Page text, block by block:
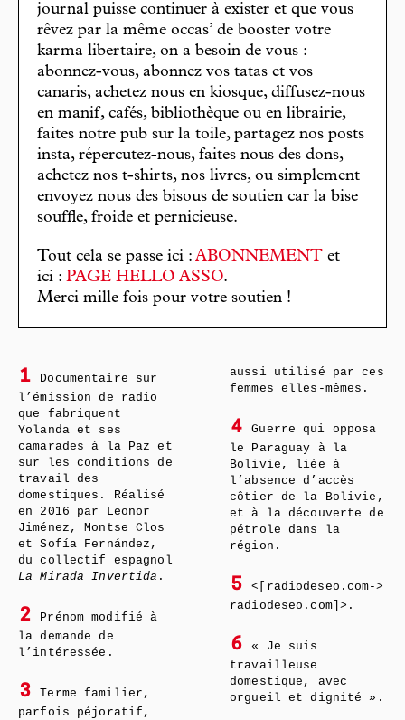
journal puisse continuer à exister et que vous
rêvez par la même occas’ de booster votre
karma libertaire, on a besoin de vous :
abonnez-vous, abonnez vos tatas et vos
canaris, achetez nous en kiosque, diffusez-nous
en manif, cafés, bibliothèque ou en librairie,
faites notre pub sur la toile, partagez nos posts
insta, répercutez-nous, faites nous des dons,
achetez nos t-shirts, nos livres, ou simplement
envoyez nous des bisous de soutien car la bise
souffle, froide et pernicieuse.
Tout cela se passe ici : ABONNEMENT et
ici : PAGE HELLO ASSO.
Merci mille fois pour votre soutien !
1
Documentaire sur
l’émission de radio
que fabriquent
Yolanda et ses
camarades à la Paz et
sur les conditions de
travail des
domestiques. Réalisé
en 2016 par Leonor
Jiménez, Montse Clos
et Sofía Fernández,
du collectif espagnol
La Mirada Invertida .
2
Prénom modifié à
la demande de
l’intéressée.
3
Terme familier,
parfois péjoratif,
aussi utilisé par ces
femmes elles-mêmes.
4
Guerre qui opposa
le Paraguay à la
Bolivie, liée à
l’absence d’accès
côtier de la Bolivie,
et à la découverte de
pétrole dans la
région.
5
<[radiodeseo.com->
radiodeseo.com]>.
6
« Je suis
travailleuse
domestique, avec
orgueil et dignité ».